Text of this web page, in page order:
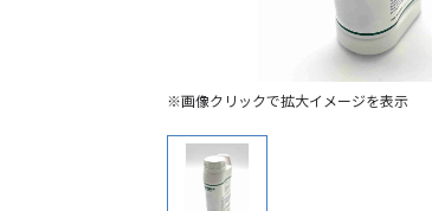
※画像クリックで拡大イメージを表示